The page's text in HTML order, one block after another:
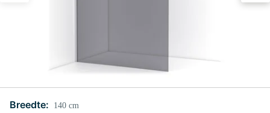
Breedte: 140 cm